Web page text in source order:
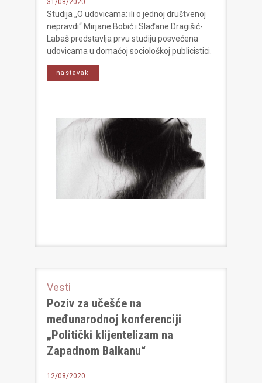
31/08/2020
Studija „O udovicama: ili o jednoj društvenoj
nepravdi“ Mirjane Bobić i Slađane Dragišić-
Labaš predstavlja prvu studiju posvećena
udovicama u domaćoj sociološkoj publicistici.
nastavak
Vesti
Poziv za učešće na
međunarodnoj konferenciji
„Politički klijentelizam na
Zapadnom Balkanu“
12/08/2020